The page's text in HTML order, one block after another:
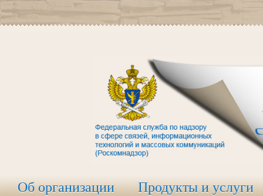
Об организации Продукты и услуги